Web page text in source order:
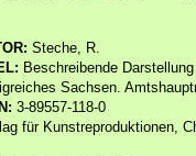
Steche, R.
Beschreibende
Sachsen.
3-89557-118-0
für Kunstreproduktionen,